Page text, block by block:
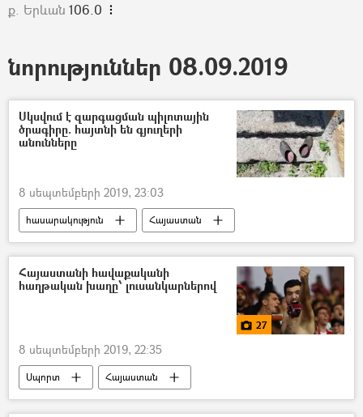
ք. Երևան 106.0
նորություններ 08.09.2019
Սկսվում է զարգացման պիլոտային
ծրագիրը. հայտնի են գյուղերի
անունները
8 սեպտեմբերի 2019, 23:03
հասարակություն
Հայաստան
Գյուղ
պիլոտային ծրագիր
Ռոբերտ Ղուկասյան
Մարզ
Հայաստանի հավաքականի
հաղթական խաղը՝ լուսանկարներով
27
8 սեպտեմբերի 2019, 22:35
Սպորտ
Հայաստան
Լուսանկարներ
Մուլտիմեդիա